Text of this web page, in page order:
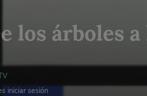
los árboles a
iniciar sesión